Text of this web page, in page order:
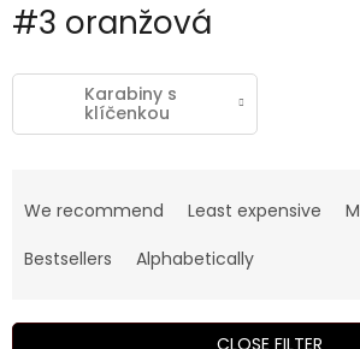
#3 oranžová
Karabiny s
klíčenkou
d
c
We recommend Least expensive
Bestsellers
Alphabetically
CLOSE FILTER